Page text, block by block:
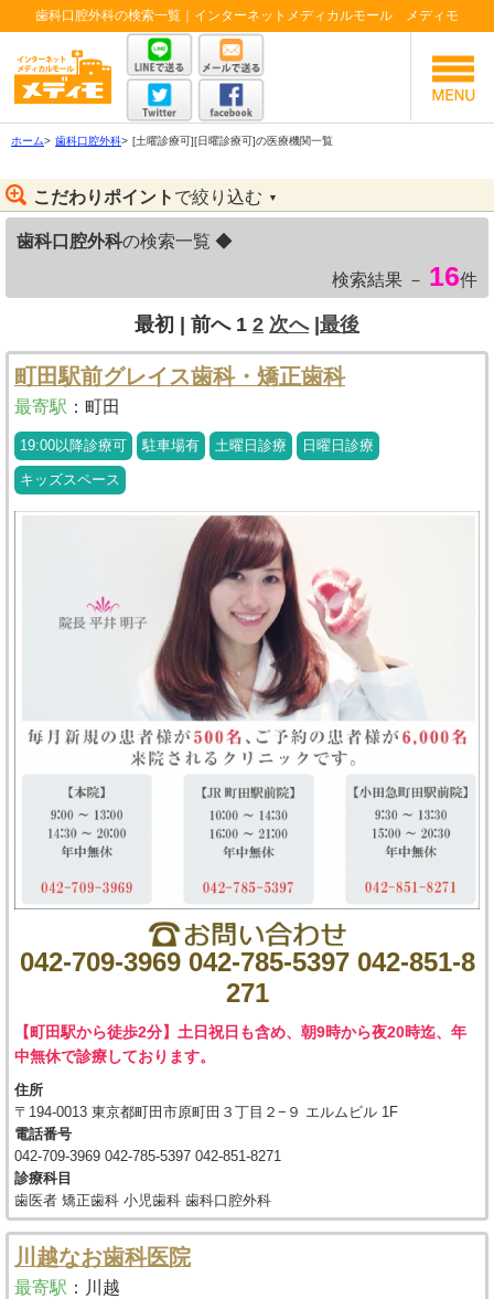
歯科口腔外科の検索一覧｜インターネットメディカルモール メディモ
ホーム> 歯科口腔外科> [土曜診療可][日曜診療可]の医療機関一覧
こだわりポイント で絞り込む ▼
歯科口腔外科の検索一覧 ◆
検索結果 － 16件
最初 | 前へ 1 2 次へ|最後
町田駅前グレイス歯科・矯正歯科
最寄駅 ： 町田
19:00以降診療可 駐車場有 土曜日診療 日曜日診療
キッズスペース
042-709-3969 042-785-5397 042-851-8
271
【町田駅から徒歩2分】土日祝日も含め、朝9時から夜20時迄、年
中無休で診療しております。
住所
〒194-0013 東京都町田市原町田３丁目２−９ エルムビル 1F
電話番号
042-709-3969 042-785-5397 042-851-8271
診療科目
歯医者 矯正歯科 小児歯科 歯科口腔外科
川越なお歯科医院
最寄駅 ： 川越